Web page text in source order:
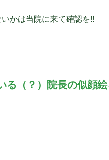
かは当院に来て確認を!!
る（？）院長の似顔